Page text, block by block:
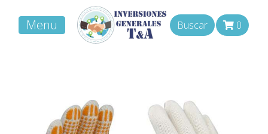
Menu Buscar 0